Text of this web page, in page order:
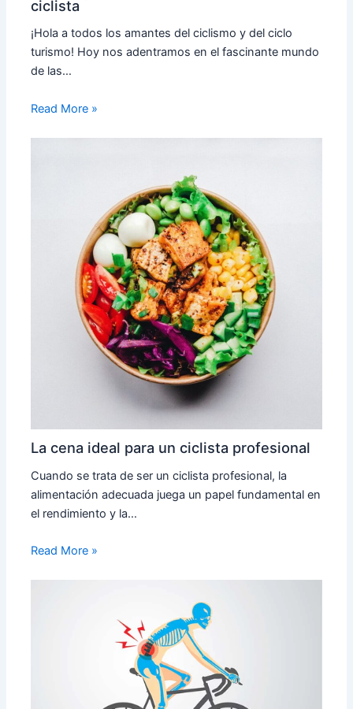
ciclista
¡Hola a todos los amantes del ciclismo y del ciclo
turismo! Hoy nos adentramos en el fascinante mundo
de las…
Read More »
La cena ideal para un ciclista profesional
Cuando se trata de ser un ciclista profesional, la
alimentación adecuada juega un papel fundamental en
el rendimiento y la…
Read More »